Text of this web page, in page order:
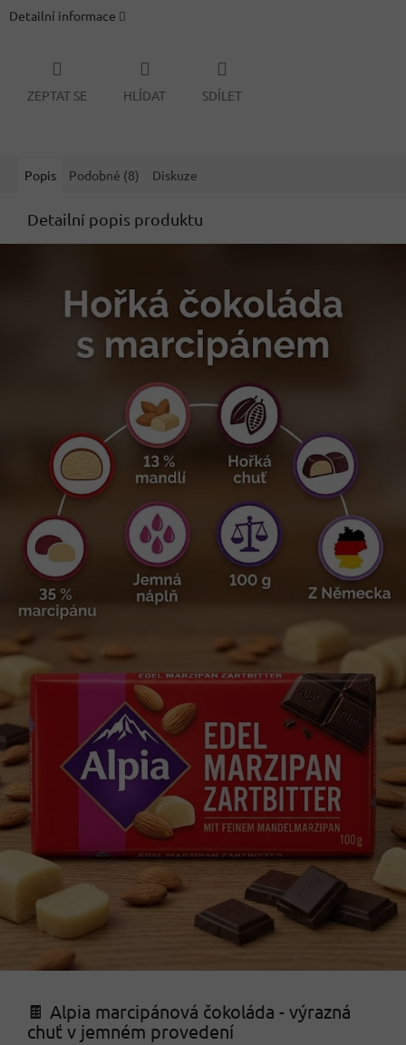
Detailní informace
ZEPTAT SE HLÍDAT SDÍLET
Popis Podobné (8) Diskuze
Detailní popis produktu
🍫 Alpia marcipánová čokoláda - výrazná
chuť v jemném provedení